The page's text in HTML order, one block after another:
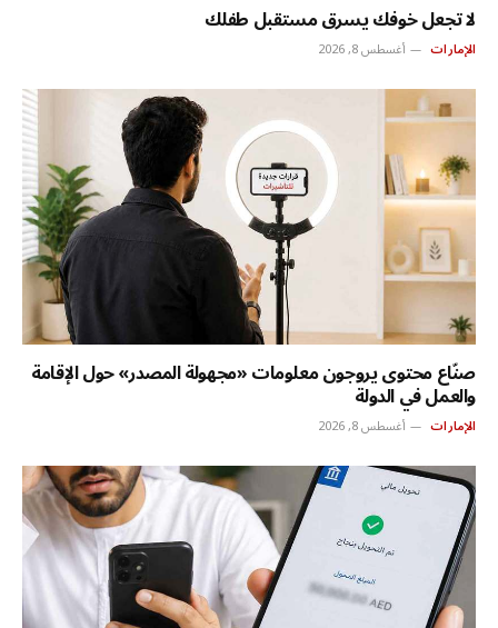
لا تجعل خوفك يسرق مستقبل طفلك
الإمارات أغسطس 8, 2026
صنّاع محتوى يروجون معلومات «مجهولة المصدر» حول الإقامة
والعمل في الدولة
الإمارات أغسطس 8, 2026